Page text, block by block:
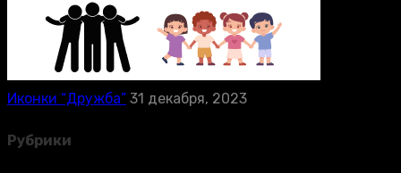
Иконки “Дружба” 31 декабря, 2023
Рубрики